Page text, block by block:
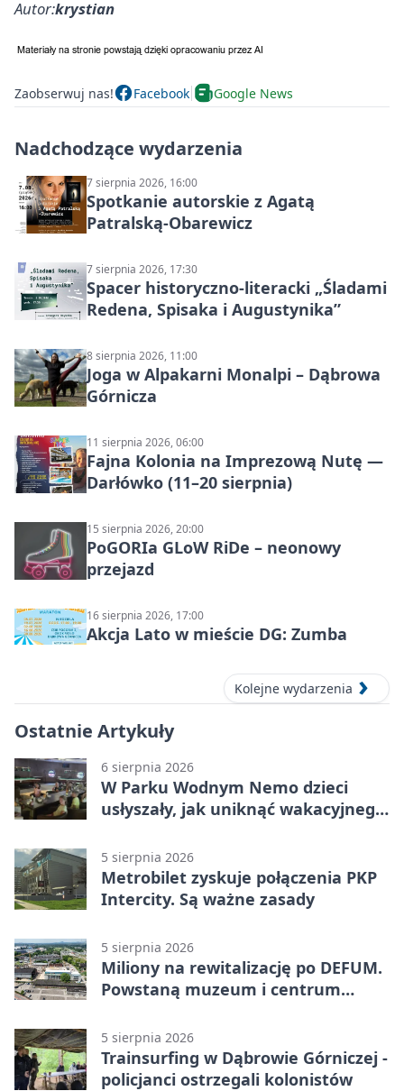
Autor:krystian
Zaobserwuj nas! Facebook Google News
Nadchodzące wydarzenia
7 sierpnia 2026, 16:00
Spotkanie autorskie z Agatą
Patralską-Obarewicz
7 sierpnia 2026, 17:30
Spacer historyczno-literacki „Śladami
Redena, Spisaka i Augustynika”
8 sierpnia 2026, 11:00
Joga w Alpakarni Monalpi – Dąbrowa
Górnicza
11 sierpnia 2026, 06:00
Fajna Kolonia na Imprezową Nutę —
Darłówko (11–20 sierpnia)
15 sierpnia 2026, 20:00
PoGORIa GLoW RiDe – neonowy
przejazd
16 sierpnia 2026, 17:00
Akcja Lato w mieście DG: Zumba
Kolejne wydarzenia
Ostatnie Artykuły
6 sierpnia 2026
W Parku Wodnym Nemo dzieci
usłyszały, jak uniknąć wakacyjnego
5 sierpnia 2026
Metrobilet zyskuje połączenia PKP
Intercity. Są ważne zasady
5 sierpnia 2026
Miliony na rewitalizację po DEFUM.
Powstaną muzeum i centrum
5 sierpnia 2026
Trainsurfing w Dąbrowie Górniczej -
policjanci ostrzegali kolonistów